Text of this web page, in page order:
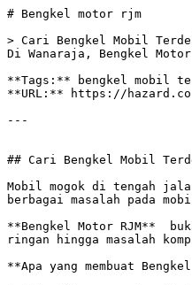
# Bengkel motor rjm
> Cari Bengkel Mobil
Di Wanaraja, Bengkel
**Tags:** bengkel mobil
**URL:** https://
---
## Cari Bengkel Mobil
Mobil mogok di tengah
berbagai masalah pada
**Bengkel Motor RJM**
ringan hingga masalah
**Apa yang membuat